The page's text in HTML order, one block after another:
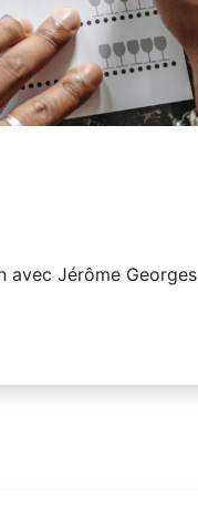
avec Jérôme Georges